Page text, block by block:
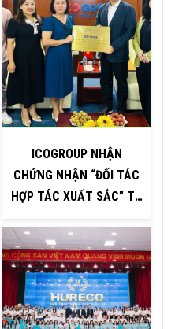
ICOGROUP NHẬN
CHỨNG NHẬN “ĐỐI TÁC
HỢP TÁC XUẤT SẮC” TỪ
QUỐC